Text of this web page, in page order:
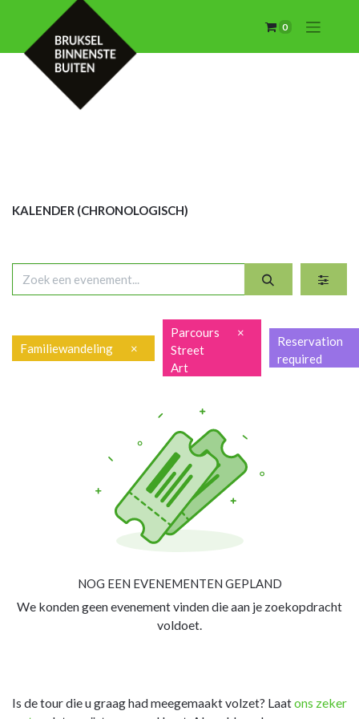
0
KALENDER (CHRONOLOGISCH)
Familiewandeling ×
Parcours
Street
Art
×
Reservation
required
NOG EEN EVENEMENTEN GEPLAND
We konden geen evenement vinden die aan je zoekopdracht
voldoet.
Is de tour die u graag had meegemaakt volzet? Laatons zeker